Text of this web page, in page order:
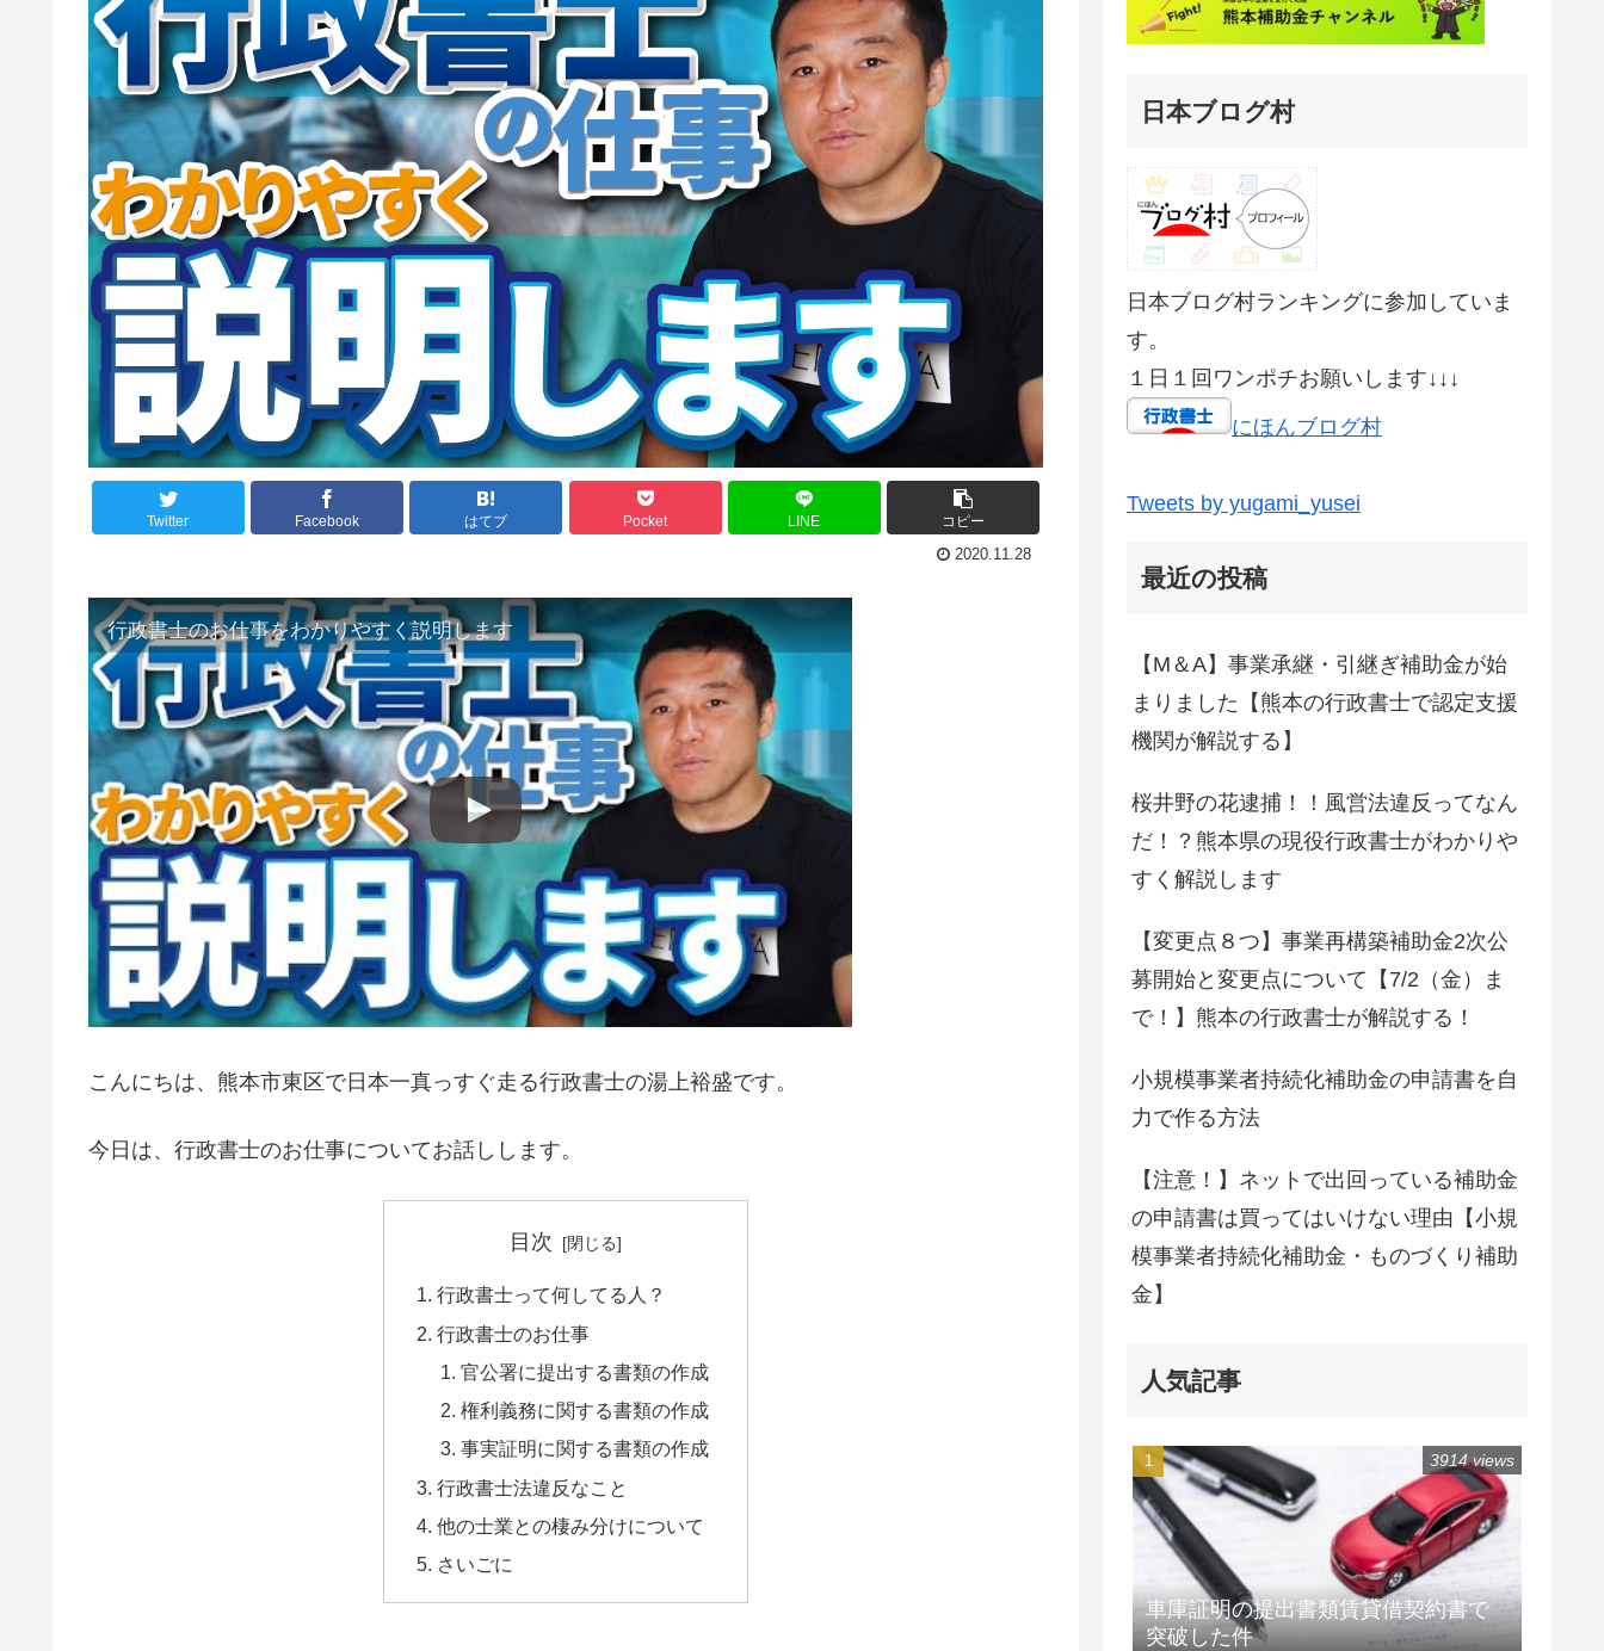
Twitter Facebook はてブ Pocket LINE コピー
2020.11.28
行政書士のお仕事をわかりやすく説明します
こんにちは、熊本市東区で日本一真っすぐ走る行政書士の湯上裕盛です。
今日は、行政書士のお仕事についてお話しします。
目次
行政書士って何してる人？
行政書士のお仕事
官公署に提出する書類の作成
権利義務に関する書類の作成
事実証明に関する書類の作成
行政書士法違反なこと
他の士業との棲み分けについて
さいごに
日本ブログ村
日本ブログ村ランキングに参加していま
す。
１日１回ワンポチお願いします↓↓↓
にほんブログ村
Tweets by yugami_yusei
最近の投稿
【M＆A】事業承継・引継ぎ補助金が始
まりました【熊本の行政書士で認定支援
機関が解説する】
桜井野の花逮捕！！風営法違反ってなん
だ！？熊本県の現役行政書士がわかりや
すく解説します
【変更点８つ】事業再構築補助金2次公
募開始と変更点について【7/2（金）ま
で！】熊本の行政書士が解説する！
小規模事業者持続化補助金の申請書を自
力で作る方法
【注意！】ネットで出回っている補助金
の申請書は買ってはいけない理由【小規
模事業者持続化補助金・ものづくり補助
金】
人気記事
車庫証明の提出書類賃貸借契約書で
突破した件
3914 views